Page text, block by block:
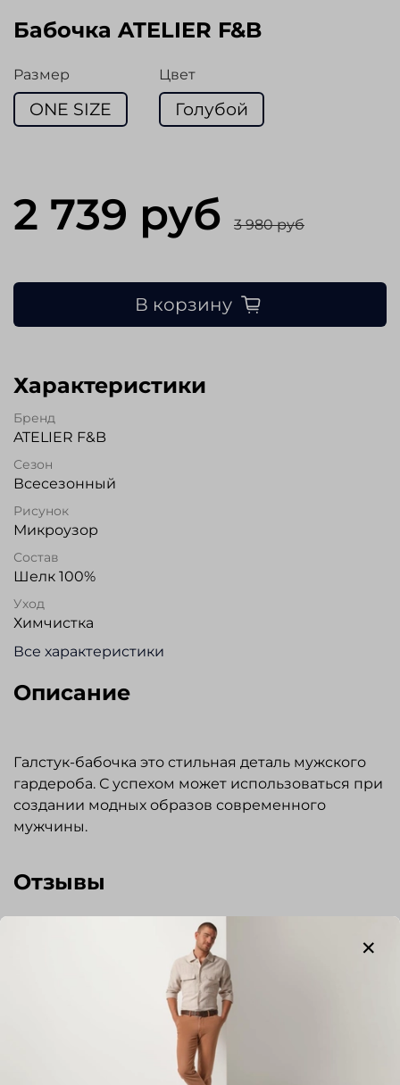
Бабочка ATELIER F&B
Размер
ONE SIZE
Цвет
Голубой
2 739 руб 3 980 руб
В корзину
Характеристики
Бренд
ATELIER F&B
Сезон
Всесезонный
Рисунок
Микроузор
Состав
Шелк 100%
Уход
Химчистка
Все характеристики
Описание
Галстук-бабочка это стильная деталь мужского
гардероба. С успехом может использоваться при
создании модных образов современного
мужчины.
Отзывы
Отзывов еще никто не оставлял